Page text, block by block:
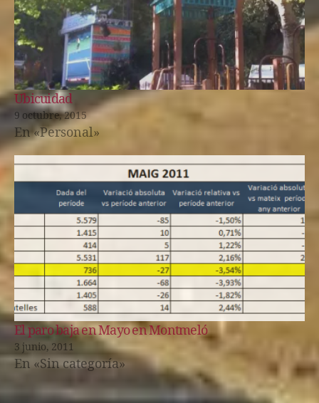
Ubicuidad
9 octubre, 2015
En «Personal»
El paro baja en Mayo en Montmeló
3 junio, 2011
En «Sin categoría»